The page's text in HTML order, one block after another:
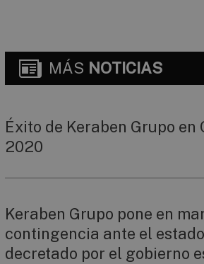
MÁS NOTICIAS
Éxito de Keraben Grupo en
2020
Keraben Grupo pone en
contingencia ante el
decretado por el gobierno